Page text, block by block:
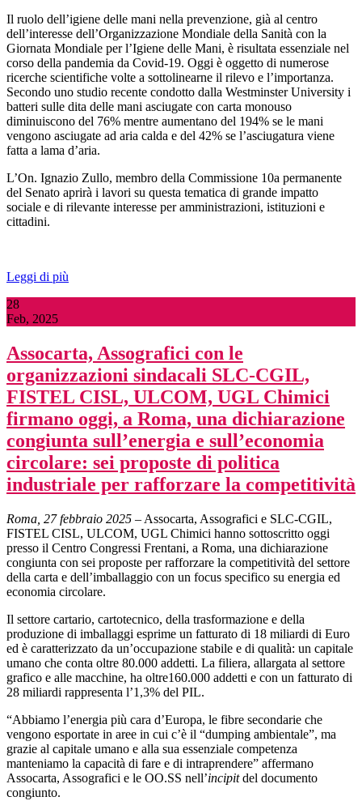
Il ruolo dell’igiene delle mani nella prevenzione, già al centro
dell’interesse dell’Organizzazione Mondiale della Sanità con la
Giornata Mondiale per l’Igiene delle Mani, è risultata essenziale nel
corso della pandemia da Covid-19. Oggi è oggetto di numerose
ricerche scientifiche volte a sottolinearne il rilevo e l’importanza.
Secondo uno studio recente condotto dalla Westminster University i
batteri sulle dita delle mani asciugate con carta monouso
diminuiscono del 76% mentre aumentano del 194% se le mani
vengono asciugate ad aria calda e del 42% se l’asciugatura viene
fatta a lama d’aria.
L’On. Ignazio Zullo, membro della Commissione 10a permanente
del Senato aprirà i lavori su questa tematica di grande impatto
sociale e di rilevante interesse per amministrazioni, istituzioni e
cittadini.
Leggi di più
28
Feb, 2025
Assocarta, Assografici con le
organizzazioni sindacali SLC-CGIL,
FISTEL CISL, ULCOM, UGL Chimici
firmano oggi, a Roma, una dichiarazione
congiunta sull’energia e sull’economia
circolare: sei proposte di politica
industriale per rafforzare la competitività
Roma, 27 febbraio 2025 – Assocarta, Assografici e SLC-CGIL,
FISTEL CISL, ULCOM, UGL Chimici hanno sottoscritto oggi
presso il Centro Congressi Frentani, a Roma, una dichiarazione
congiunta con sei proposte per rafforzare la competitività del settore
della carta e dell’imballaggio con un focus specifico su energia ed
economia circolare.
Il settore cartario, cartotecnico, della trasformazione e della
produzione di imballaggi esprime un fatturato di 18 miliardi di Euro
ed è caratterizzato da un’occupazione stabile e di qualità: un capitale
umano che conta oltre 80.000 addetti. La filiera, allargata al settore
grafico e alle macchine, ha oltre160.000 addetti e con un fatturato di
28 miliardi rappresenta l’1,3% del PIL.
“Abbiamo l’energia più cara d’Europa, le fibre secondarie che
vengono esportate in aree in cui c’è il “dumping ambientale”, ma
grazie al capitale umano e alla sua essenziale competenza
manteniamo la capacità di fare e di intraprendere” affermano
Assocarta, Assografici e le OO.SS nell’incipitdel documento
congiunto.